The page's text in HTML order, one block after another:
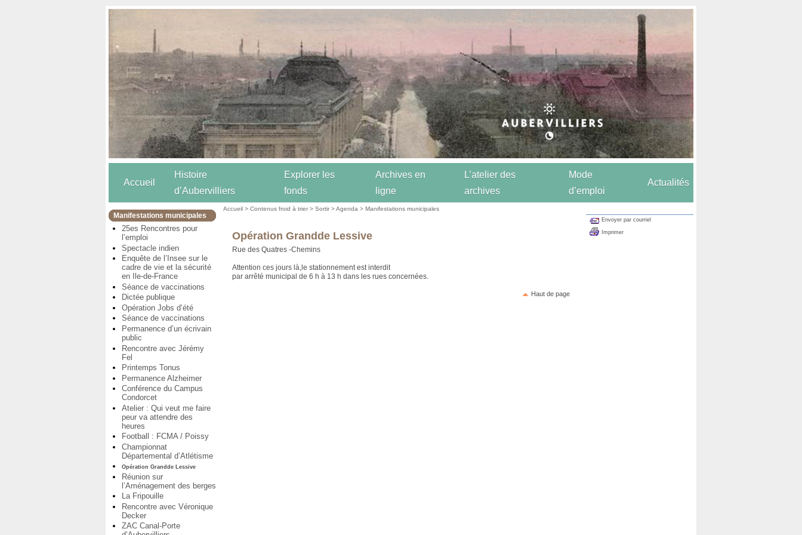
Accueil
Histoire
d’Aubervilliers
Explorer les
fonds
Archives en
ligne
L’atelier des
archives
Mode
d’emploi
Actualités
Manifestations municipales
25es Rencontres pour
l’emploi
Spectacle indien
Enquête de l’Insee sur le
cadre de vie et la sécurité
en Ile-de-France
Séance de vaccinations
Dictée publique
Opération Jobs d’été
Séance de vaccinations
Permanence d’un écrivain
public
Rencontre avec Jérémy
Fel
Printemps Tonus
Permanence Alzheimer
Conférence du Campus
Condorcet
Atelier : Qui veut me faire
peur va attendre des
heures
Football : FCMA / Poissy
Championnat
Départemental d’Atlétisme
Opération Grandde Lessive
Réunion sur
l’Aménagement des berges
La Fripouille
Rencontre avec Véronique
Decker
ZAC Canal-Porte
Accueil >Contenus froid à trier >Sortir >Agenda >Manifestations municipales
Opération Grandde Lessive
Rue des Quatres -Chemins
Attention ces jours là,le stationnement est interdit
par arrêté municipal de 6 h à 13 h dans les rues concernées.
Haut de page
Envoyer par courriel
Imprimer